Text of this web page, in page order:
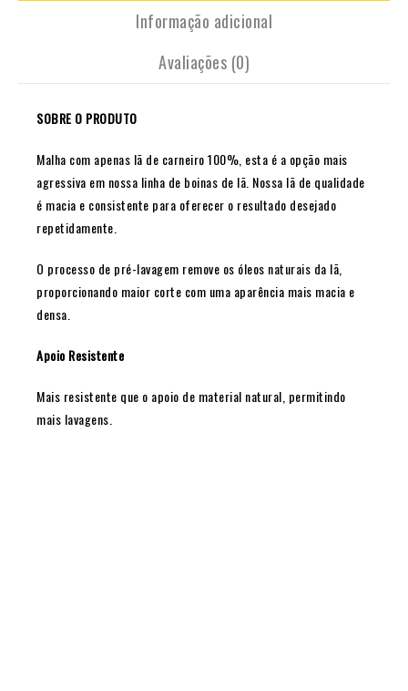
Informação adicional
Avaliações (0)
SOBRE O PRODUTO
Malha com apenas lã de carneiro 100%, esta é a opção mais
agressiva em nossa linha de boinas de lã. Nossa lã de qualidade
é macia e consistente para oferecer o resultado desejado
repetidamente.
O processo de pré-lavagem remove os óleos naturais da lã,
proporcionando maior corte com uma aparência mais macia e
densa.
Apoio Resistente
Mais resistente que o apoio de material natural, permitindo
mais lavagens.